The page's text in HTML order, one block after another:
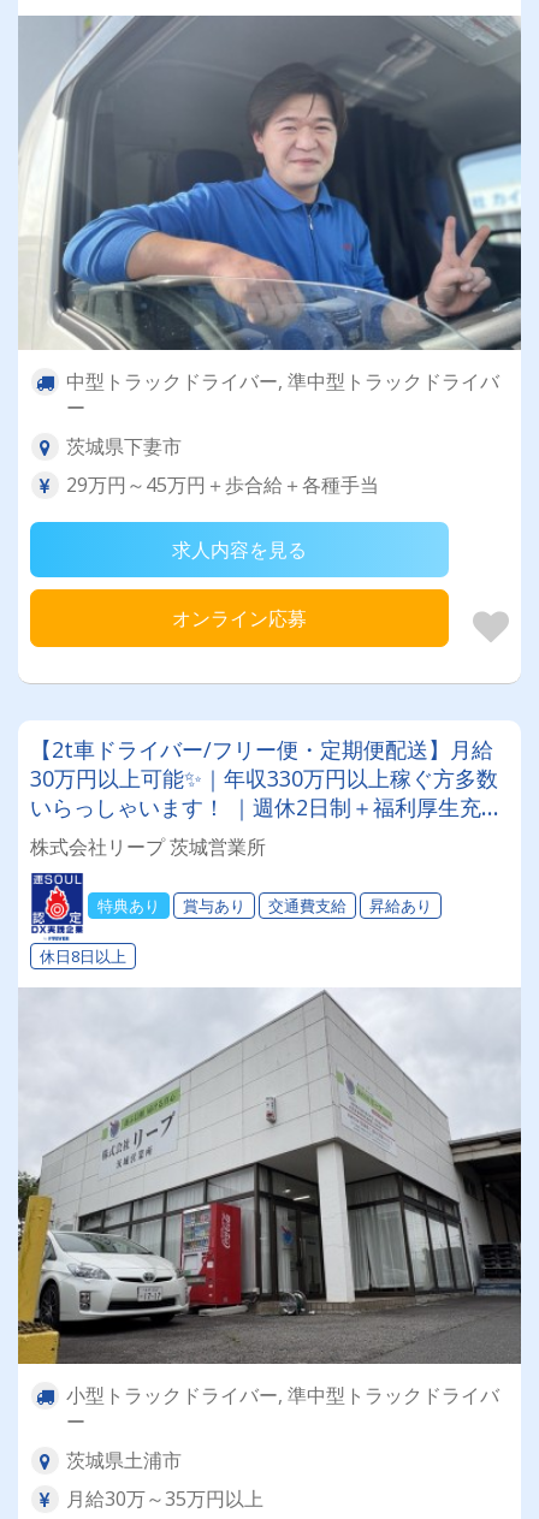
中型トラックドライバー, 準中型トラックドライバ
ー
茨城県下妻市
29万円～45万円＋歩合給＋各種手当
求人内容を見る
オンライン応募
【2t車ドライバー/フリー便・定期便配送】月給
30万円以上可能✨｜年収330万円以上稼ぐ方多数
いらっしゃいます！ ｜週休2日制＋福利厚生充実
で働きやすさ抜群！｜ 資格取得は全額会社負
担！キャリアアップを全力サポートします★
株式会社リープ 茨城営業所
特典あり 賞与あり 交通費支給 昇給あり
休日8日以上
小型トラックドライバー, 準中型トラックドライバ
ー
茨城県土浦市
月給30万～35万円以上